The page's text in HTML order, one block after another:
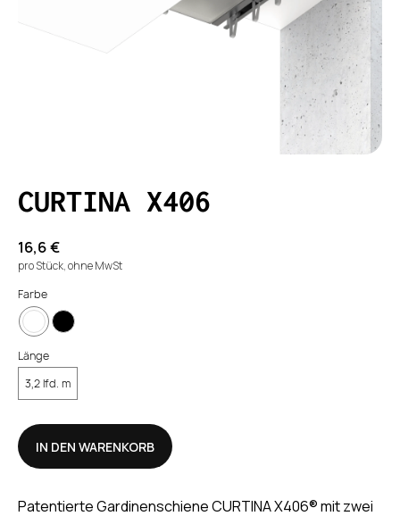
CURTINA X406
16,6€
pro Stück, ohne MwSt
Farbe
Länge
3,2 lfd. m
IN DEN WARENKORB
Patentierte Gardinenschiene CURTINA X406® mit zwei
Profildetails
Vorhanglaufkanäle.